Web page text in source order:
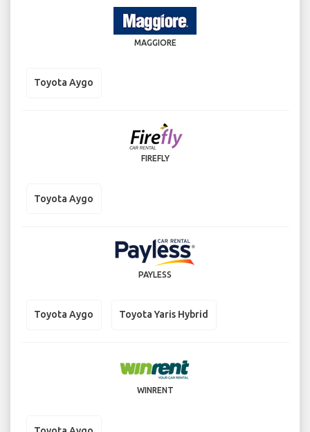
MAGGIORE
Toyota Aygo
FIREFLY
Toyota Aygo
PAYLESS
Toyota Aygo Toyota Yaris Hybrid
WINRENT